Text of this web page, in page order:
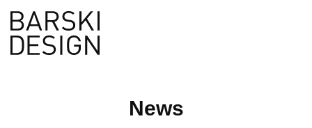
en
News